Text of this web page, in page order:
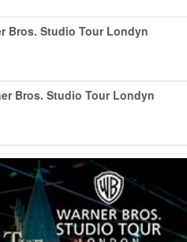
Bros. Studio Tour Londyn
Bros. Studio Tour Londyn